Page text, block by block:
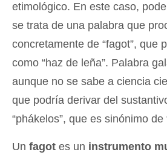
etimológico. En este caso,
se trata de una palabra que
concretamente de “fagot”, que
como “haz de leña”. Palabra
aunque no se sabe a ciencia
que podría derivar del
“phákelos”, que es sinónimo de
Un fagot es un instrumento